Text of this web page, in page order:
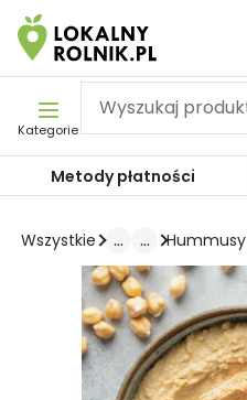
Pomiń nawigację
Kategorie
Metody płatności
Wszystkie ... ... Hummusy